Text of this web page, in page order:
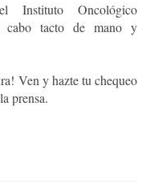
Instituto Oncológico
tacto de mano y
! Ven y hazte tu chequeo
prensa.